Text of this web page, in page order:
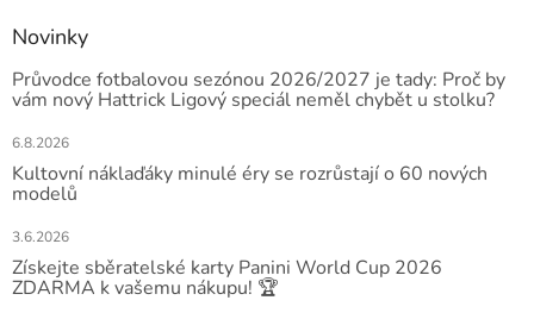
Novinky
Průvodce fotbalovou sezónou 2026/2027 je tady: Proč by
vám nový Hattrick Ligový speciál neměl chybět u stolku?
6.8.2026
Kultovní náklaďáky minulé éry se rozrůstají o 60 nových
modelů
3.6.2026
Získejte sběratelské karty Panini World Cup 2026
ZDARMA k vašemu nákupu! 🏆